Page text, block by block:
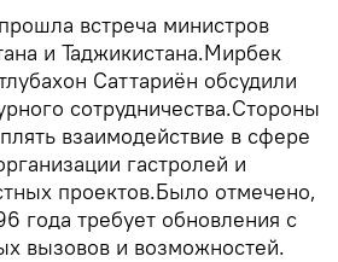
встреча министров
и Таджикистана.Мирбек
Саттариён обсудили
сотрудничества.Стороны
взаимодействие в сфере
гастролей и
проектов.Было отмечено,
года требует обновления с
вызовов и возможностей.